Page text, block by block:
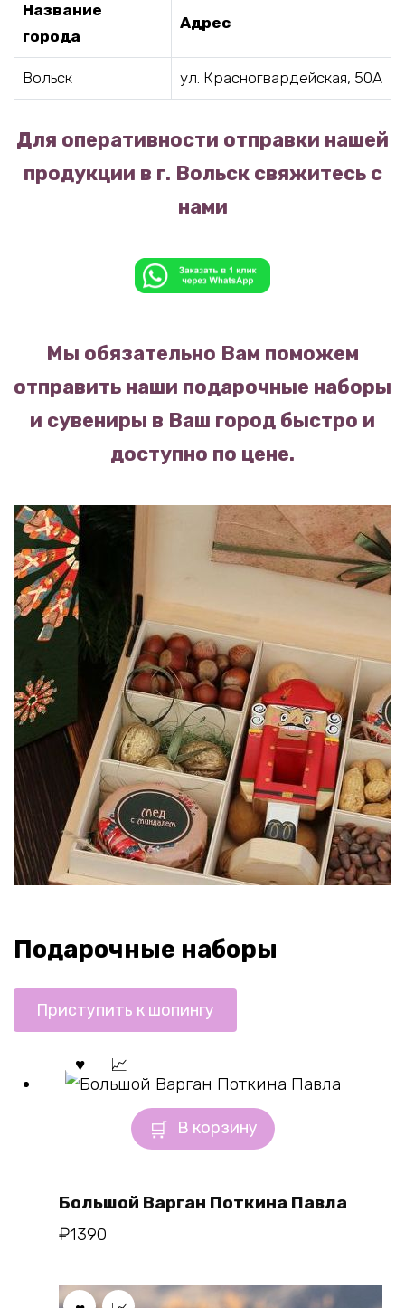
Название
города
Адрес
Вольск ул. Красногвардейская, 50А
Для оперативности отправки нашей
продукции в г. Вольск свяжитесь с
нами
Мы обязательно Вам поможем
отправить наши подарочные наборы
и сувениры в Ваш город быстро и
доступно по цене.
Подарочные наборы
Приступить к шопингу
В корзину
Большой Варган Поткина Павла
₽1390